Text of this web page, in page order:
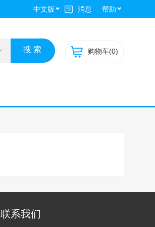
中文版 消息 帮助
购物车(0)
联系我们